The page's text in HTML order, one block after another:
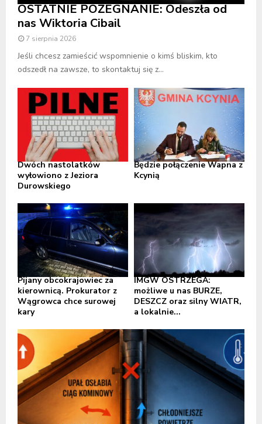
OSTATNIE POŻEGNANIE: Odeszła od
nas Wiktoria Cibail
7 sierpnia 2026
Jeśli chcesz zamieścić wspomnienie o kimś bliskim, kto
odszedł na zawsze, to skontaktuj się z...
Dwóch nastolatków
wyłowiono z Jeziora
Durowskiego
Będzie połączenie Wapna z
Kcynią
Pijany obcokrajowiec za
kierownicą. Prokurator z
Wągrowca chce surowej
kary
IMGW OSTRZEGA:
możliwe u nas BURZE,
DESZCZ oraz silny WIATR,
a lokalnie...